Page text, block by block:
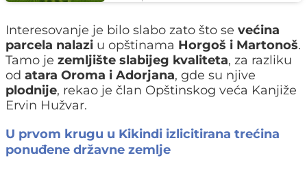
Interesovanje je bilo slabo zato što se većina
parcela nalazi u opštinama Horgoš i Martonoš.
Tamo je zemljište slabijeg kvaliteta, za razliku
od atara Oroma i Adorjana, gde su njive
plodnije, rekao je član Opštinskog veća Kanjiže
Ervin Hužvar.
U prvom krugu u Kikindi izlicitirana trećina
ponuđene državne zemlje